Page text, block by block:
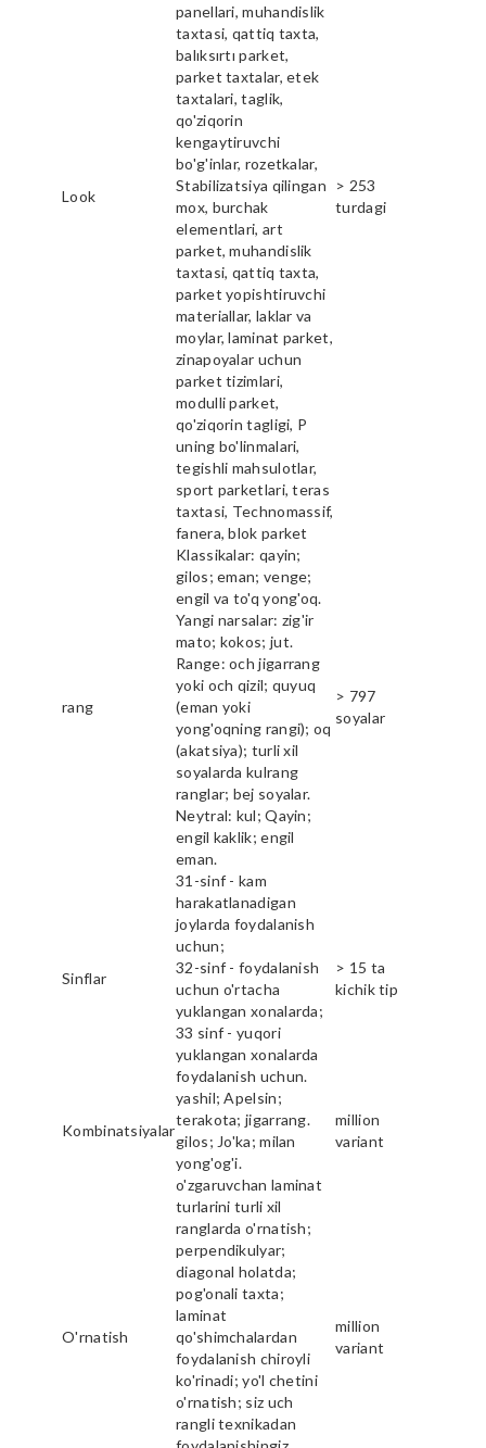
Look
panellari, muhandislik
taxtasi, qattiq taxta,
balıksırtı parket,
parket taxtalar, etek
taxtalari, taglik,
qo'ziqorin
kengaytiruvchi
bo'g'inlar, rozetkalar,
Stabilizatsiya qilingan
mox, burchak
elementlari, art
parket, muhandislik
taxtasi, qattiq taxta,
parket yopishtiruvchi
materiallar, laklar va
moylar, laminat parket,
zinapoyalar uchun
parket tizimlari,
modulli parket,
qo'ziqorin tagligi, P
uning bo'linmalari,
tegishli mahsulotlar,
sport parketlari, teras
taxtasi, Technomassif,
fanera, blok parket
> 253
turdagi
rang
Klassikalar: qayin;
gilos; eman; venge;
engil va to'q yong'oq.
Yangi narsalar: zig'ir
mato; kokos; jut.
Range: och jigarrang
yoki och qizil; quyuq
(eman yoki
yong'oqning rangi); oq
(akatsiya); turli xil
soyalarda kulrang
ranglar; bej soyalar.
Neytral: kul; Qayin;
engil kaklik; engil
eman.
> 797
soyalar
Sinflar
31-sinf - kam
harakatlanadigan
joylarda foydalanish
uchun;
32-sinf - foydalanish
uchun o'rtacha
yuklangan xonalarda;
33 sinf - yuqori
yuklangan xonalarda
foydalanish uchun.
> 15 ta
kichik tip
Kombinatsiyalar
yashil; Apelsin;
terakota; jigarrang.
gilos; Jo'ka; milan
yong'og'i.
million
variant
O'rnatish
o'zgaruvchan laminat
turlarini turli xil
ranglarda o'rnatish;
perpendikulyar;
diagonal holatda;
pog'onali taxta;
laminat
qo'shimchalardan
foydalanish chiroyli
ko'rinadi; yo'l chetini
o'rnatish; siz uch
rangli texnikadan
million
variant